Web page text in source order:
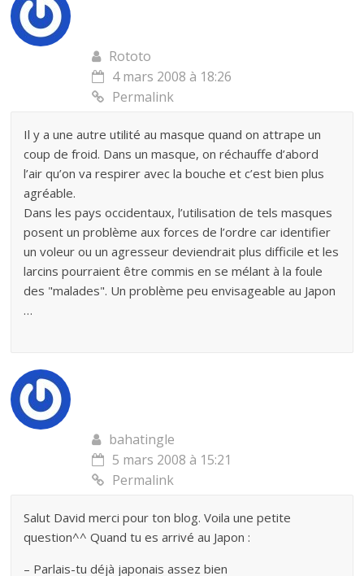
Rototo
4 mars 2008 à 18:26
Permalink
Il y a une autre utilité au masque quand on attrape un
coup de froid. Dans un masque, on réchauffe d’abord
l’air qu’on va respirer avec la bouche et c’est bien plus
agréable.
Dans les pays occidentaux, l’utilisation de tels masques
posent un problème aux forces de l’ordre car identifier
un voleur ou un agresseur deviendrait plus difficile et les
larcins pourraient être commis en se mélant à la foule
des "malades". Un problème peu envisageable au Japon
…
bahatingle
5 mars 2008 à 15:21
Permalink
Salut David merci pour ton blog. Voila une petite
question^^ Quand tu es arrivé au Japon :
– Parlais-tu déjà japonais assez bien